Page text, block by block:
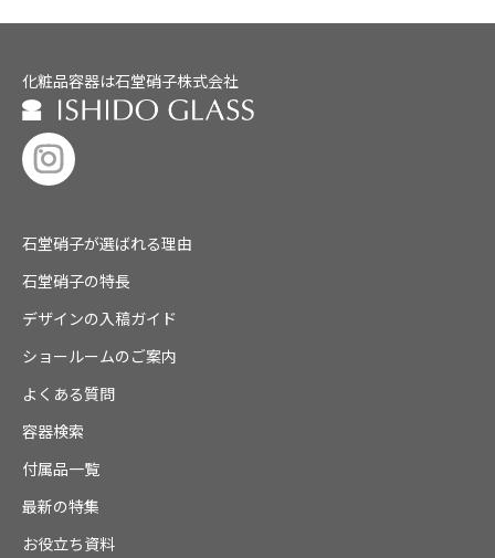
化粧品容器は石堂硝子株式会社
石堂硝子が選ばれる理由
石堂硝子の特長
デザインの入稿ガイド
ショールームのご案内
よくある質問
容器検索
付属品一覧
最新の特集
お役立ち資料